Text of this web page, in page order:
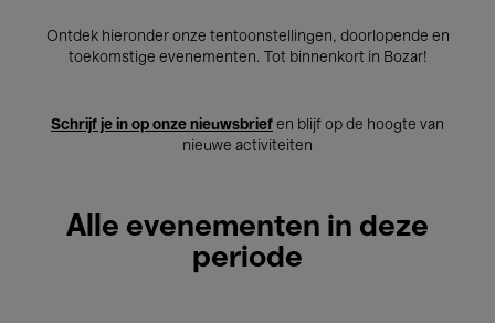
Ontdek hieronder onze tentoonstellingen, doorlopende en
toekomstige evenementen. Tot binnenkort in Bozar!
Schrijf je in op onze nieuwsbrief en blijf op de hoogte van
nieuwe activiteiten
Alle evenementen in deze
periode